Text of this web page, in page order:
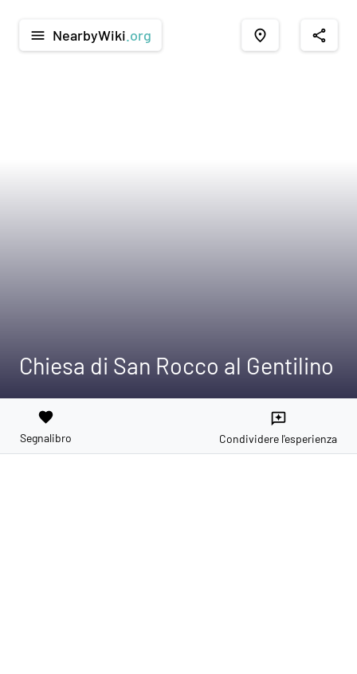
menu NearbyWiki .org place share
Chiesa di San Rocco al Gentilino
favorite
Segnalibro
reviews
Condividere l'esperienza